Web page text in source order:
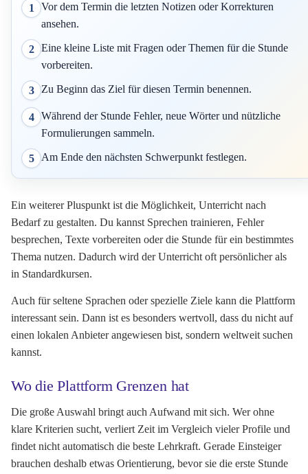
1
Vor dem Termin die letzten Notizen oder Korrekturen
ansehen.
2
Eine kleine Liste mit Fragen oder Themen für die Stunde
vorbereiten.
3 Zu Beginn das Ziel für diesen Termin benennen.
4
Während der Stunde Fehler, neue Wörter und nützliche
Formulierungen sammeln.
5 Am Ende den nächsten Schwerpunkt festlegen.
Ein weiterer Pluspunkt ist die Möglichkeit, Unterricht nach
Bedarf zu gestalten. Du kannst Sprechen trainieren, Fehler
besprechen, Texte vorbereiten oder die Stunde für ein bestimmtes
Thema nutzen. Dadurch wird der Unterricht oft persönlicher als
in Standardkursen.
Auch für seltene Sprachen oder spezielle Ziele kann die Plattform
interessant sein. Dann ist es besonders wertvoll, dass du nicht auf
einen lokalen Anbieter angewiesen bist, sondern weltweit suchen
kannst.
Wo die Plattform Grenzen hat
Die große Auswahl bringt auch Aufwand mit sich. Wer ohne
klare Kriterien sucht, verliert Zeit im Vergleich vieler Profile und
findet nicht automatisch die beste Lehrkraft. Gerade Einsteiger
brauchen deshalb etwas Orientierung, bevor sie die erste Stunde